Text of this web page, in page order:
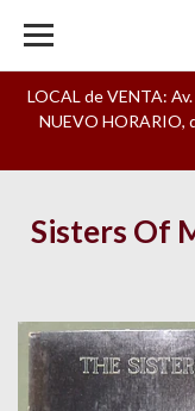
LOCAL de VENTA:
NUEVO HORARIO,
Sisters Of